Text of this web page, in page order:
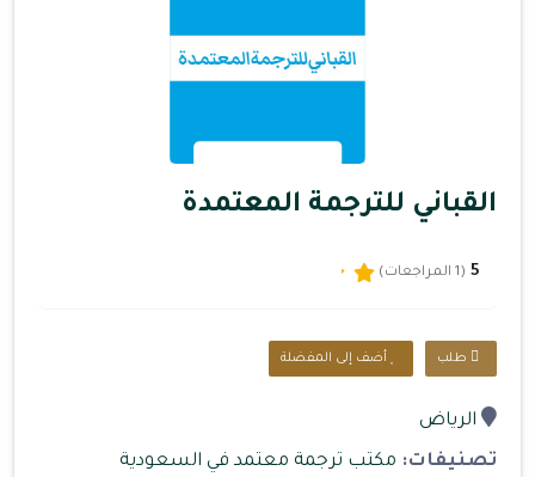
القباني للترجمة المعتمدة
5 (1 المراجعات)
طلب أضف إلى المفضلة
الرياض
تصنيفات: مكتب ترجمة معتمد في السعودية